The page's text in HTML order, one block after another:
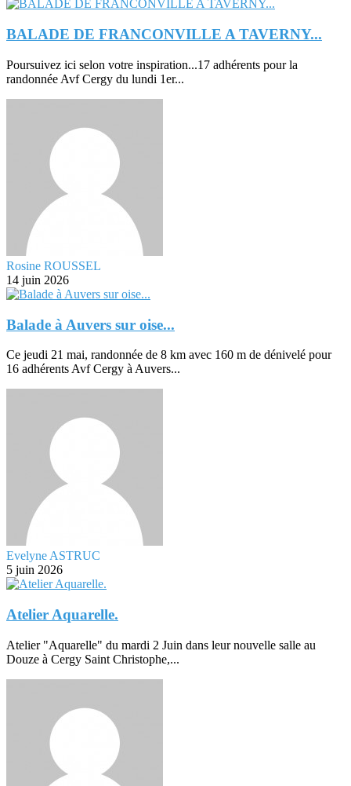
BALADE DE FRANCONVILLE A TAVERNY...
Poursuivez ici selon votre inspiration...17 adhérents pour la
randonnée Avf Cergy du lundi 1er...
Rosine ROUSSEL
14 juin 2026
Balade à Auvers sur oise...
Ce jeudi 21 mai, randonnée de 8 km avec 160 m de dénivelé pour
16 adhérents Avf Cergy à Auvers...
Evelyne ASTRUC
5 juin 2026
Atelier Aquarelle.
Atelier "Aquarelle" du mardi 2 Juin dans leur nouvelle salle au
Douze à Cergy Saint Christophe,...